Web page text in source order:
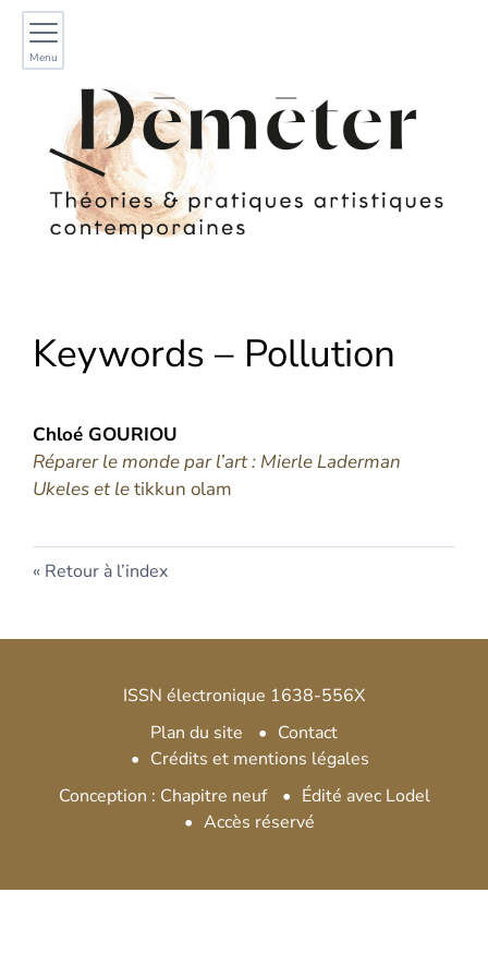
Menu
Keywords – Pollution
Chloé GOURIOU
Réparer le monde par l’art : Mierle Laderman
Ukeles et letikkun olam
Retour à l’index
ISSN électronique 1638-556X
Plan du site
Contact
Crédits et mentions légales
Conception : Chapitre neuf
Édité avec Lodel
Accès réservé